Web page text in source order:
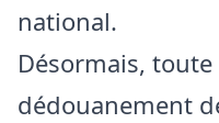
national.
Désormais,
dédouanement